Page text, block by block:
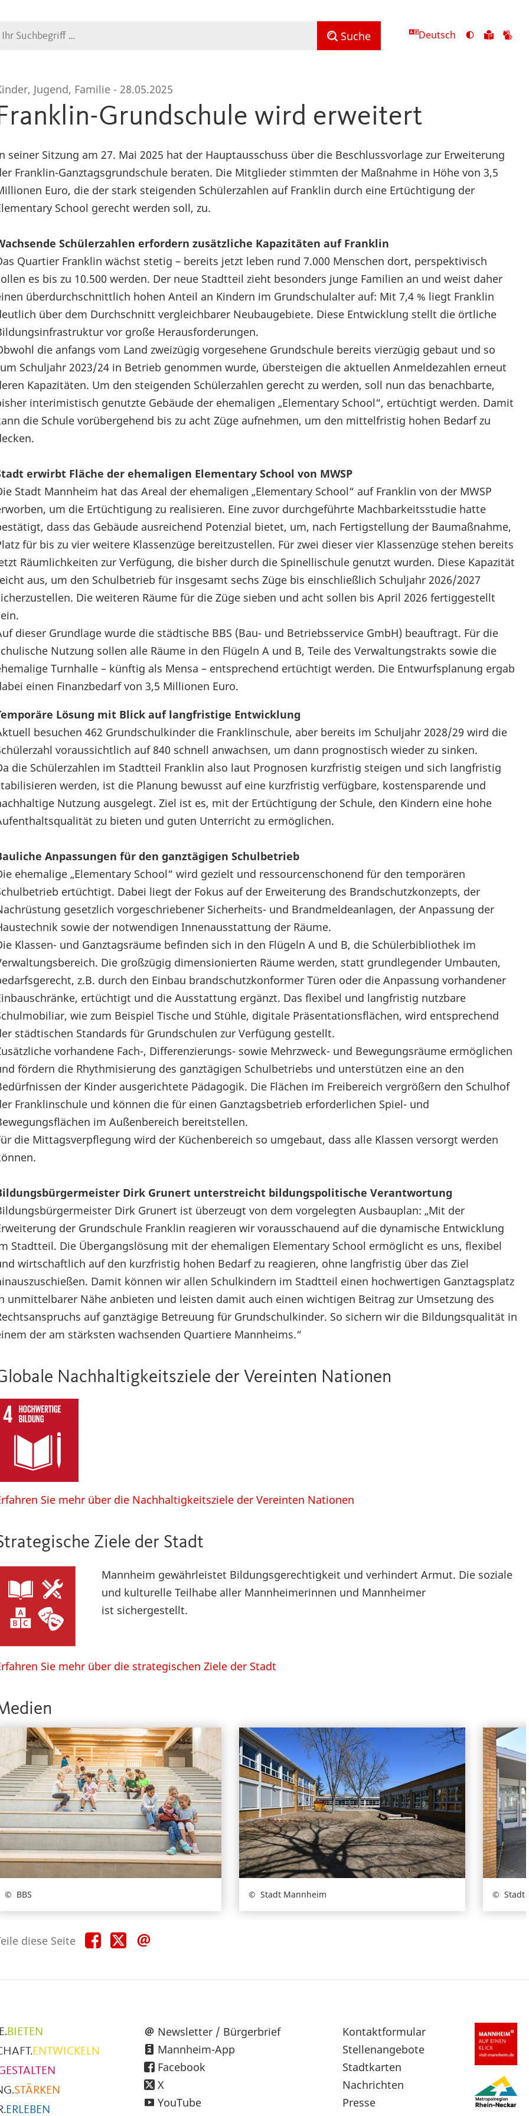
Suche Deutsch
Ansicht
Zu
Jugend, Familie - 28.05.2025
Grundschule wird erweitert
seiner Sitzung am 27. Mai 2025 hat der Hauptausschuss über die Beschlussvorlage zur Erweiterung
Franklin-Ganztagsgrundschule beraten. Die Mitglieder stimmten der Maßnahme in Höhe von 3,5
Euro, die der stark steigenden Schülerzahlen auf Franklin durch eine Ertüchtigung der
School gerecht werden soll, zu.
Schülerzahlen erfordern zusätzliche Kapazitäten auf Franklin
Quartier Franklin wächst stetig – bereits jetzt leben rund 7.000 Menschen dort, perspektivisch
es bis zu 10.500 werden. Der neue Stadtteil zieht besonders junge Familien an und weist daher
überdurchschnittlich hohen Anteil an Kindern im Grundschulalter auf: Mit 7,4 % liegt Franklin
über dem Durchschnitt vergleichbarer Neubaugebiete. Diese Entwicklung stellt die örtliche
vor große Herausforderungen.
die anfangs vom Land zweizügig vorgesehene Grundschule bereits vierzügig gebaut und so
Schuljahr 2023/24 in Betrieb genommen wurde, übersteigen die aktuellen Anmeldezahlen erneut
Kapazitäten. Um den steigenden Schülerzahlen gerecht zu werden, soll nun das benachbarte,
interimistisch genutzte Gebäude der ehemaligen „Elementary School“, ertüchtigt werden. Damit
die Schule vorübergehend bis zu acht Züge aufnehmen, um den mittelfristig hohen Bedarf zu
erwirbt Fläche der ehemaligen Elementary School von MWSP
Stadt Mannheim hat das Areal der ehemaligen „Elementary School“ auf Franklin von der MWSP
um die Ertüchtigung zu realisieren. Eine zuvor durchgeführte Machbarkeitsstudie hatte
dass das Gebäude ausreichend Potenzial bietet, um, nach Fertigstellung der Baumaßnahme,
für bis zu vier weitere Klassenzüge bereitzustellen. Für zwei dieser vier Klassenzüge stehen bereits
Räumlichkeiten zur Verfügung, die bisher durch die Spinellischule genutzt wurden. Diese Kapazität
aus, um den Schulbetrieb für insgesamt sechs Züge bis einschließlich Schuljahr 2026/2027
Die weiteren Räume für die Züge sieben und acht sollen bis April 2026 fertiggestellt
dieser Grundlage wurde die städtische BBS (Bau- und Betriebsservice GmbH) beauftragt. Für die
Nutzung sollen alle Räume in den Flügeln A und B, Teile des Verwaltungstrakts sowie die
Turnhalle – künftig als Mensa – entsprechend ertüchtigt werden. Die Entwurfsplanung ergab
einen Finanzbedarf von 3,5 Millionen Euro.
Lösung mit Blick auf langfristige Entwicklung
besuchen 462 Grundschulkinder die Franklinschule, aber bereits im Schuljahr 2028/29 wird die
voraussichtlich auf 840 schnell anwachsen, um dann prognostisch wieder zu sinken.
die Schülerzahlen im Stadtteil Franklin also laut Prognosen kurzfristig steigen und sich langfristig
werden, ist die Planung bewusst auf eine kurzfristig verfügbare, kostensparende und
Nutzung ausgelegt. Ziel ist es, mit der Ertüchtigung der Schule, den Kindern eine hohe
zu bieten und guten Unterricht zu ermöglichen.
Anpassungen für den ganztägigen Schulbetrieb
ehemalige „Elementary School“ wird gezielt und ressourcenschonend für den temporären
ertüchtigt. Dabei liegt der Fokus auf der Erweiterung des Brandschutzkonzepts, der
gesetzlich vorgeschriebener Sicherheits- und Brandmeldeanlagen, der Anpassung der
sowie der notwendigen Innenausstattung der Räume.
Klassen- und Ganztagsräume befinden sich in den Flügeln A und B, die Schülerbibliothek im
Die großzügig dimensionierten Räume werden, statt grundlegender Umbauten,
z.B. durch den Einbau brandschutzkonformer Türen oder die Anpassung vorhandener
ertüchtigt und die Ausstattung ergänzt. Das flexibel und langfristig nutzbare
wie zum Beispiel Tische und Stühle, digitale Präsentationsflächen, wird entsprechend
städtischen Standards für Grundschulen zur Verfügung gestellt.
vorhandene Fach-, Differenzierungs- sowie Mehrzweck- und Bewegungsräume ermöglichen
fördern die Rhythmisierung des ganztägigen Schulbetriebs und unterstützen eine an den
der Kinder ausgerichtete Pädagogik. Die Flächen im Freibereich vergrößern den Schulhof
Franklinschule und können die für einen Ganztagsbetrieb erforderlichen Spiel- und
im Außenbereich bereitstellen.
die Mittagsverpflegung wird der Küchenbereich so umgebaut, dass alle Klassen versorgt werden
Dirk Grunert unterstreicht bildungspolitische Verantwortung
Dirk Grunert ist überzeugt von dem vorgelegten Ausbauplan: „Mit der
der Grundschule Franklin reagieren wir vorausschauend auf die dynamische Entwicklung
Stadtteil. Die Übergangslösung mit der ehemaligen Elementary School ermöglicht es uns, flexibel
wirtschaftlich auf den kurzfristig hohen Bedarf zu reagieren, ohne langfristig über das Ziel
Damit können wir allen Schulkindern im Stadtteil einen hochwertigen Ganztagsplatz
unmittelbarer Nähe anbieten und leisten damit auch einen wichtigen Beitrag zur Umsetzung des
auf ganztägige Betreuung für Grundschulkinder. So sichern wir die Bildungsqualität in
der am stärksten wachsenden Quartiere Mannheims.“
Nachhaltigkeitsziele der Vereinten Nationen
Sie mehr über die Nachhaltigkeitsziele der Vereinten Nationen
Ziele der Stadt
Mannheim gewährleistet Bildungsgerechtigkeit und verhindert Armut. Die soziale
und kulturelle Teilhabe aller Mannheimerinnen und Mannheimer
ist sichergestellt.
Sie mehr über die strategischen Ziele der Stadt
BBS Stadt Mannheim Stadt
diese Seite Teile
diese
Teile
diese
BIETEN
ENTWICKELN
STÄRKEN
ERLEBEN
Newsletter / Bürgerbrief
Mannheim-App
Facebook
X
YouTube
Sekundärnavigation
im
Fußbereich
Kontaktformular
Stellenangebote
Stadtkarten
Nachrichten
Presse